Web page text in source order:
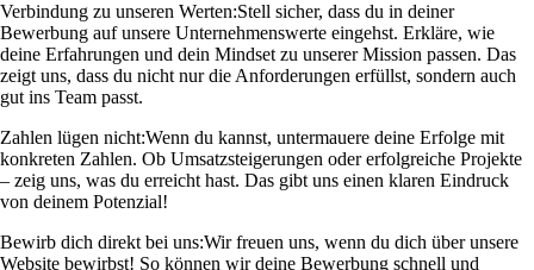
Verbindung zu unseren Werten:Stell sicher, dass du in deiner
Bewerbung auf unsere Unternehmenswerte eingehst. Erkläre, wie
deine Erfahrungen und dein Mindset zu unserer Mission passen. Das
zeigt uns, dass du nicht nur die Anforderungen erfüllst, sondern auch
gut ins Team passt.
Zahlen lügen nicht:Wenn du kannst, untermauere deine Erfolge mit
konkreten Zahlen. Ob Umsatzsteigerungen oder erfolgreiche Projekte
– zeig uns, was du erreicht hast. Das gibt uns einen klaren Eindruck
von deinem Potenzial!
Bewirb dich direkt bei uns:Wir freuen uns, wenn du dich über unsere
Website bewirbst! So können wir deine Bewerbung schnell und